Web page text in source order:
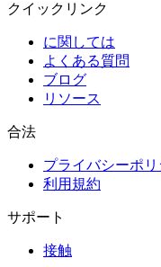
クイックリンク
に関しては
よくある質問
ブログ
リソース
合法
プライバシーポリ
利用規約
サポート
接触